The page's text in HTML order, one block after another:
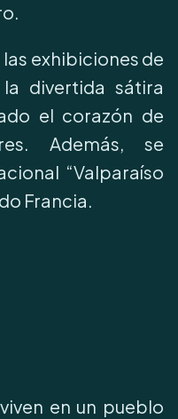
exhibiciones de
la divertida sátira
el corazón de
Además, se
“Valparaíso
Francia.
en un pueblo